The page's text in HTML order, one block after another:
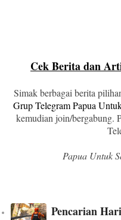
Cek Berita dan
Simak berbagai berita
Grup Telegram Papua
kemudian join/bergabung.
Papua Untuk
Pencarian